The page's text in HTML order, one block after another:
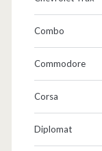
Combo
Commodore
Corsa
Diplomat